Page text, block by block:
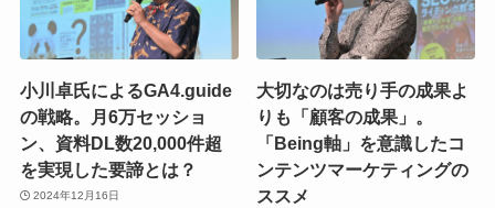
小川卓氏によるGA4.guide
の戦略。月6万セッショ
ン、資料DL数20,000件超
を実現した要諦とは？
2024年12月16日
大切なのは売り手の成果よ
りも「顧客の成果」。
「Being軸」を意識したコ
ンテンツマーケティングの
ススメ